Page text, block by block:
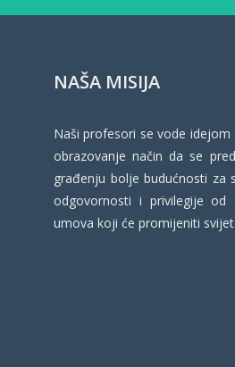
NAŠA MISIJA
Naši profesori se vode
obrazovanje način da se
građenju bolje budućnosti za
odgovornosti i privilegije od
umova koji će promijeniti svijet.